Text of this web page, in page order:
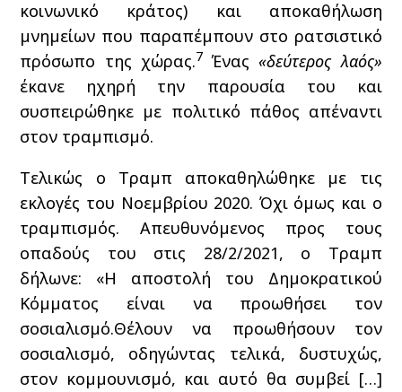
κοινωνικό κράτος) και αποκαθήλωση
μνημείων που παραπέμπουν στο ρατσιστικό
πρόσωπο της χώρας.7Ένας «δεύτερος λαός»
έκανε ηχηρή την παρουσία του και
συσπειρώθηκε με πολιτικό πάθος απέναντι
στον τραμπισμό.
Τελικώς ο Τραμπ αποκαθηλώθηκε με τις
εκλογές του Νοεμβρίου 2020. Όχι όμως και ο
τραμπισμός. Απευθυνόμενος προς τους
οπαδούς του στις 28/2/2021, ο Τραμπ
δήλωνε: «Η αποστολή του Δημοκρατικού
Κόμματος είναι να προωθήσει τον
σοσιαλισμό.Θέλουν να προωθήσουν τον
σοσιαλισμό, οδηγώντας τελικά, δυστυχώς,
στον κομμουνισμό, και αυτό θα συμβεί […]